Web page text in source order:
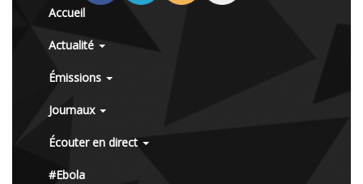
Accueil
Actualité
Émissions
Journaux
Écouter en direct
#Ebola